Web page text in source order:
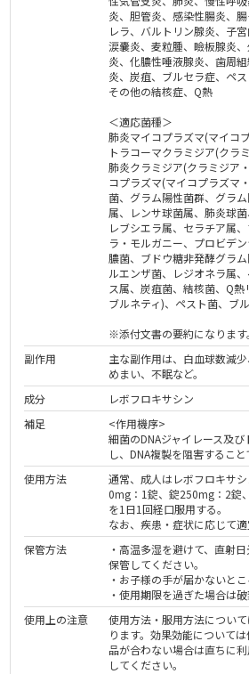
炎、胆管炎、感染性腸炎、
レラ、バルトリン腺炎、子
涙嚢炎、麦粒腫、瞼板腺炎
炎、化膿性唾液腺炎、歯周
炎、炭疽、ブルセラ症、ペ
その他の結核症、Q熱
＜適応菌種＞
肺炎マイコプラズマ(マイコ
トラコーマクラミジア(クラ
肺炎クラミジア(クラミジア
コプラズマ(マイコプラズマ
菌、グラム陽性菌群、グラ
属、レンサ球菌属、肺炎球
レブシエラ属、セラチア属
ラ・モルガニー、プロビデ
膿菌、ブドウ糖非発酵グラ
ルエンザ菌、レジオネラ属
ス属、炭疽菌、結核菌、Q熱
ブルネティ)、ペスト菌、ブ
※添付文書の要約になります。
副作用
主な副作用は、白血球数減少
めまい、不眠など。
成分
レボフロキサシン
補足
<作用機序>
細菌のDNAジャイレース及
し、DNA複製を阻害すること
使用方法
通常、成人はレボフロキサ
0mg：1錠、錠250mg：2錠
を1日1回経口服用する。
なお、疾患・症状に応じて適
保管方法
・高温多湿を避けて、直射
保管してください。
・お子様の手が届かないと
・使用期限を過ぎた場合は破
使用上の注意
使用方法・服用方法につい
ります。効果効能について
品が合わない場合は直ちに
してください。